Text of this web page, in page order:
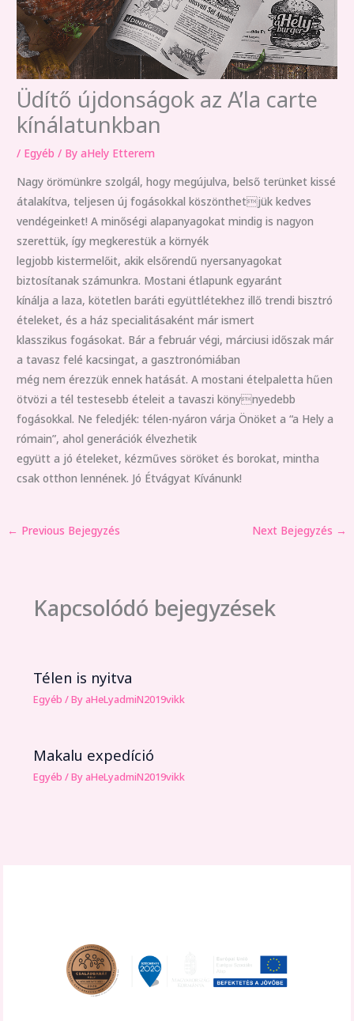
Üdítő újdonságok az A’la carte
kínálatunkban
/ Egyéb / ByaHely Etterem
Nagy örömünkre szolgál, hogy megújulva, belső terünket kissé
átalakítva, teljesen új fogásokkal köszönthetjük kedves
vendégeinket! A minőségi alapanyagokat mindig is nagyon
szerettük, így megkerestük a környék
legjobb kistermelőit, akik elsőrendű nyersanyagokat
biztosítanak számunkra. Mostani étlapunk egyaránt
kínálja a laza, kötetlen baráti együttlétekhez illő trendi bisztró
ételeket, és a ház specialitásaként már ismert
klasszikus fogásokat. Bár a február végi, márciusi időszak már
a tavasz felé kacsingat, a gasztronómiában
még nem érezzük ennek hatását. A mostani ételpaletta hűen
ötvözi a tél testesebb ételeit a tavaszi könynyedebb
fogásokkal. Ne feledjék: télen-nyáron várja Önöket a “a Hely a
rómain”, ahol generációk élvezhetik
együtt a jó ételeket, kézműves söröket és borokat, mintha
csak otthon lennének. Jó Étvágyat Kívánunk!
← Previous Bejegyzés Next Bejegyzés →
Kapcsolódó bejegyzések
Télen is nyitva
Egyéb / ByaHeLyadmiN2019vikk
Makalu expedíció
Egyéb / ByaHeLyadmiN2019vikk